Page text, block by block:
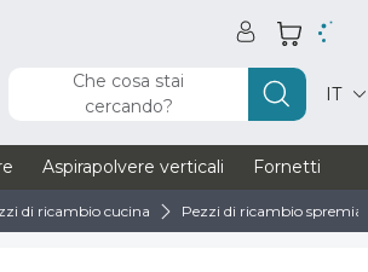
Che cosa stai
cercando?
IT
Aspirapolvere verticali Fornetti
di ricambio cucina Pezzi di ricambio